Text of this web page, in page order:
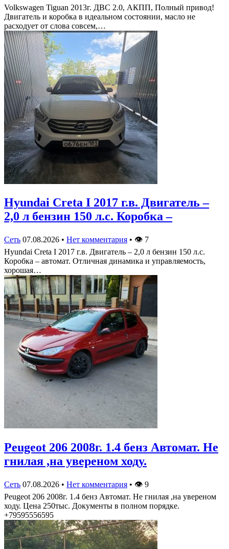
Volkswagen Tiguan 2013г. ДВС 2.0, АКПП, Полный привод!
Двигатель и коробка в идеальном состоянии, масло не
расходует от слова совсем,…
Hyundai Creta I 2017 г.в. Двигатель –
2,0 л бензин 150 л.с. Коробка –
Сеть 07.08.2026 • Нет комментария • 👁 7
Hyundai Creta I 2017 г.в. Двигатель – 2,0 л бензин 150 л.с.
Коробка – автомат. Отличная динамика и управляемость,
хорошая…
Peugeot 206 2008г. 1.4 бенз Автомат. Не
гнилая ,на увереном ходу.
Сеть 07.08.2026 • Нет комментария • 👁 9
Peugeot 206 2008г. 1.4 бенз Автомат. Не гнилая ,на увереном
ходу. Цена 250тыс. Документы в полном порядке.
+79595556595